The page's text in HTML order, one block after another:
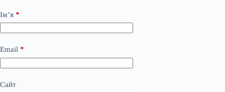
Ім’я *
Email *
Сайт